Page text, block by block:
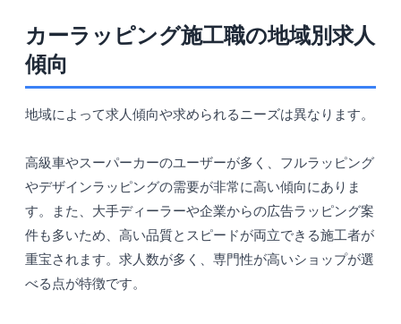
カーラッピング施工職の地域別求人
傾向
地域によって求人傾向や求められるニーズは異なります。
高級車やスーパーカーのユーザーが多く、フルラッピング
やデザインラッピングの需要が非常に高い傾向にありま
す。また、大手ディーラーや企業からの広告ラッピング案
件も多いため、高い品質とスピードが両立できる施工者が
重宝されます。求人数が多く、専門性が高いショップが選
べる点が特徴です。